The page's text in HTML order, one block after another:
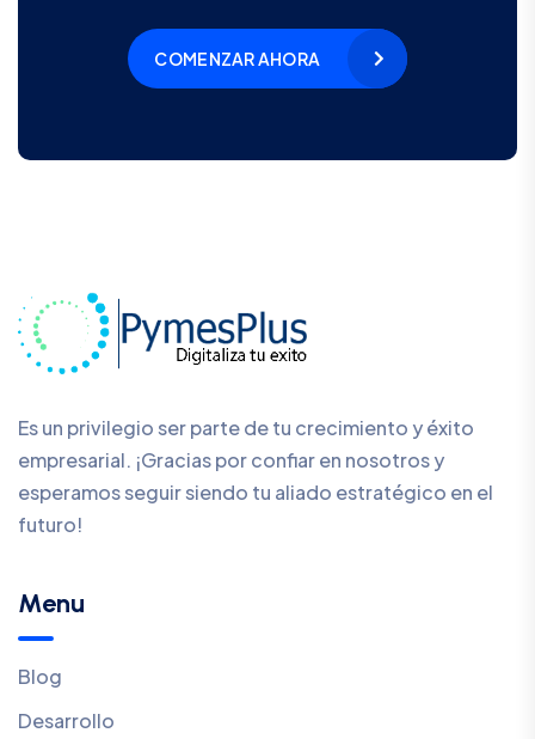
COMENZAR AHORA
Es un privilegio ser parte de tu crecimiento y éxito
empresarial. ¡Gracias por confiar en nosotros y
esperamos seguir siendo tu aliado estratégico en el
futuro!
Menu
Blog
Desarrollo